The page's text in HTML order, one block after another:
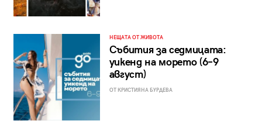
НЕЩАТА ОТ ЖИВОТА
Събития за седмицата:
уикенд на морето (6–9
август)
ОТ КРИСТИЯНА БУРДЕВА